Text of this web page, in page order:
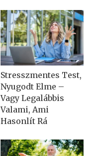
Stresszmentes Test,
Nyugodt Elme –
Vagy Legalábbis
Valami, Ami
Hasonlít Rá